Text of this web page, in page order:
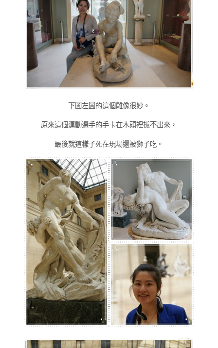
下圖左圖的這個雕像很妙。
原來這個運動選手的手卡在木頭裡拔不出來，
最後就這樣子死在現場還被獅子吃。